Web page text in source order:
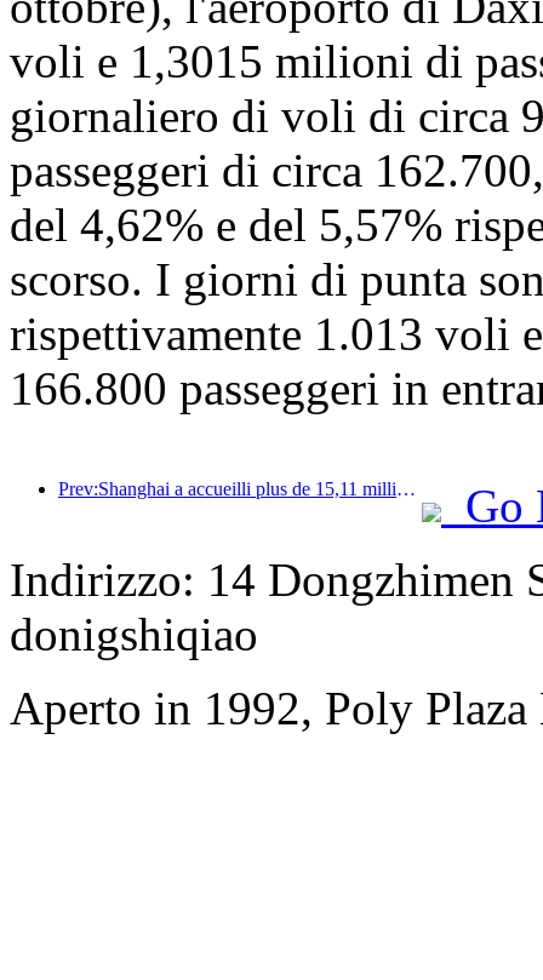
voli e 1,3015 milioni di
giornaliero di voli di circa
passeggeri di circa
del 4,62% e del 5,57%
scorso. I giorni di punta
rispettivamente 1.013 voli
166.800 passeggeri in
Prev:Shanghai a accueilli plus de 15,11 millions de visiteurs au cours des quatre premiers jours des vacances de la mi-automne et de la fête nationale, soit une augmentation de plus de 20 % par rapport à l'année précédente.
Go
Indirizzo: 14 Dongzhimen
donigshiqiao
Aperto in 1992, Poly